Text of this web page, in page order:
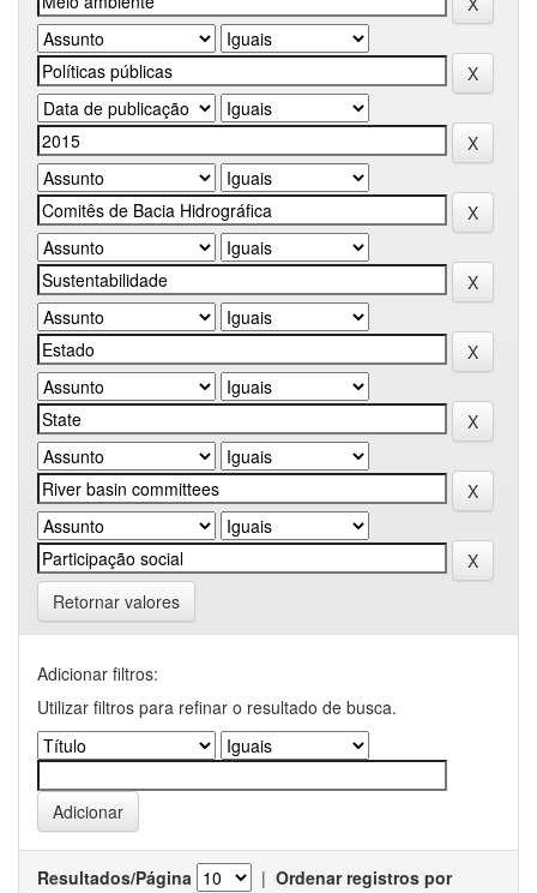
Retornar valores
Adicionar filtros:
Utilizar filtros para refinar o resultado de busca.
Resultados/Página | Ordenar registros por